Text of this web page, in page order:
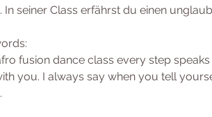
In seiner Class erfährst du einen
fusion dance class every step
you. I always say when you tell